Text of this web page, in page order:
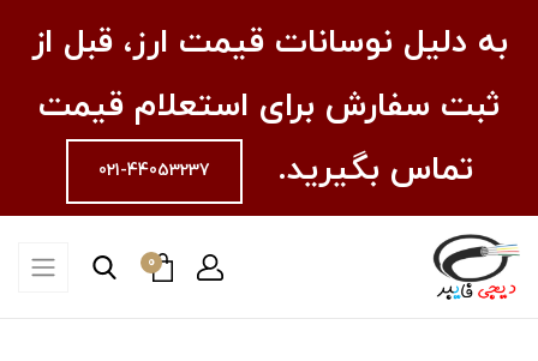
به دلیل نوسانات قیمت ارز، قبل از
ثبت سفارش برای استعلام قیمت
تماس بگیرید.
021-44053237
0